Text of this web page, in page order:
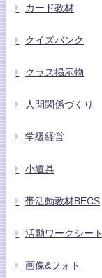
カード教材
クイズバンク
クラス掲示物
人間関係づくり
学級経営
小道具
帯活動教材BECS
活動ワークシート
画像&フォト